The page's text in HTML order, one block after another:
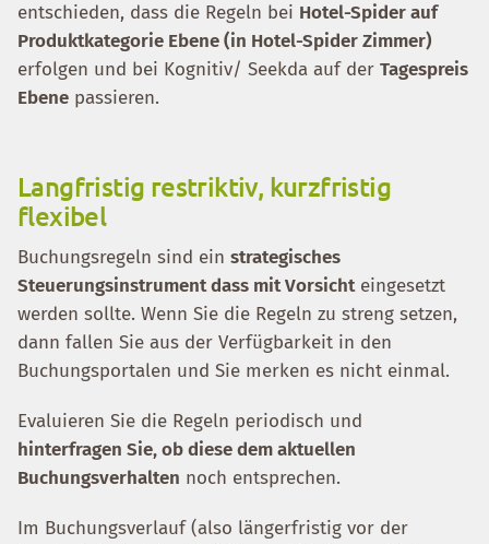
entschieden, dass die Regeln bei Hotel-Spider auf
Produktkategorie Ebene (in Hotel-Spider Zimmer)
erfolgen und bei Kognitiv/ Seekda auf der Tagespreis
Ebene passieren.
Langfristig restriktiv, kurzfristig
flexibel
Buchungsregeln sind ein strategisches
Steuerungsinstrument dass mit Vorsichteingesetzt
werden sollte. Wenn Sie die Regeln zu streng setzen,
dann fallen Sie aus der Verfügbarkeit in den
Buchungsportalen und Sie merken es nicht einmal.
Evaluieren Sie die Regeln periodisch und
hinterfragen Sie, ob diese dem aktuellen
Buchungsverhalten noch entsprechen.
Im Buchungsverlauf (also längerfristig vor der